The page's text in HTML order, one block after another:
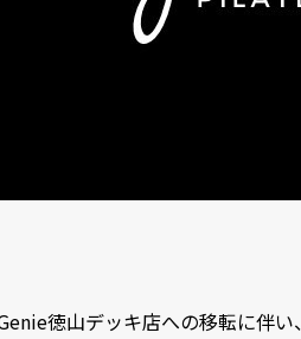
徳山デッキ店への移転に伴い、